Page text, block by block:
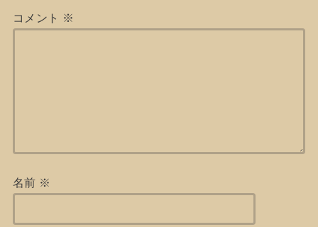
コメント ※
名前 ※